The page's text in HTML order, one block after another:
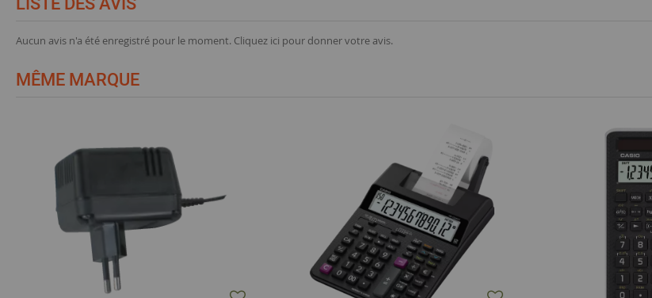
Aucun avis n'a été enregistré pour le moment. Cliquez ici pour donner votre avis.
MÊME MARQUE